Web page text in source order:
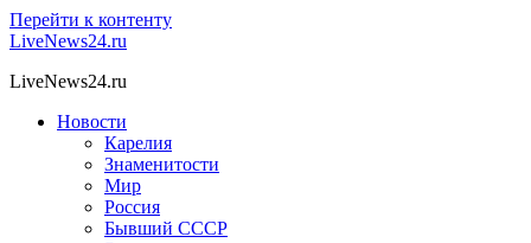
Перейти к контенту
LiveNews24.ru
LiveNews24.ru
Новости
Карелия
Знаменитости
Мир
Россия
Бывший СССР